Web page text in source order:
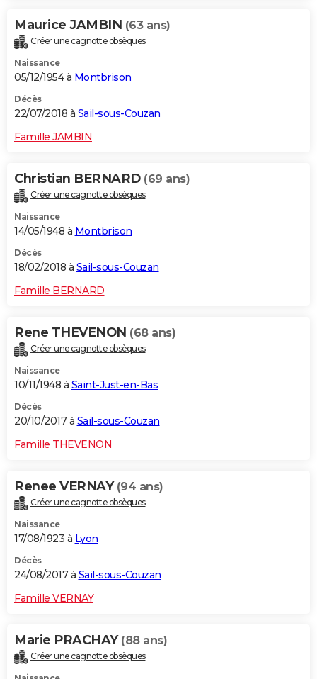
Maurice JAMBIN (63 ans)
Créer une cagnotte obsèques
Naissance
05/12/1954 à Montbrison
Décès
22/07/2018 à Sail-sous-Couzan
Famille JAMBIN
Christian BERNARD (69 ans)
Créer une cagnotte obsèques
Naissance
14/05/1948 à Montbrison
Décès
18/02/2018 à Sail-sous-Couzan
Famille BERNARD
Rene THEVENON (68 ans)
Créer une cagnotte obsèques
Naissance
10/11/1948 à Saint-Just-en-Bas
Décès
20/10/2017 à Sail-sous-Couzan
Famille THEVENON
Renee VERNAY (94 ans)
Créer une cagnotte obsèques
Naissance
17/08/1923 à Lyon
Décès
24/08/2017 à Sail-sous-Couzan
Famille VERNAY
Marie PRACHAY (88 ans)
Créer une cagnotte obsèques